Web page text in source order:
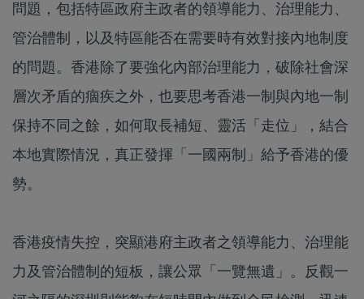
問題，包括特區政府主政者的領導能力、治理能力、
管治體制，以及特區能否在需要時有效對接內地制度
的問題。香港除了要強化內部治理能力，破除社會深
層次矛盾的痼疾之外，也要思考香港一制與內地一制
保持不同之餘，如何取長補短、靈活「走位」，結合
本地實際情況，真正發揮「一國兩制」給予香港的優
勢。
香港疫情失控，突顯港府主政者之領導能力、治理能
力及管治體制的短板，讓公眾「一覽無遺」。反觀一